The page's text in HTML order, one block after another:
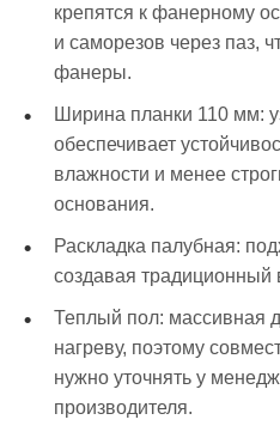
крепятся к фанерному
и саморезов через паз,
фанеры.
Ширина планки 110 мм:
обеспечивает
влажности и менее
основания.
Раскладка палубная:
создавая традиционный
Теплый пол: массивная
нагреву, поэтому
нужно уточнять у
производителя.